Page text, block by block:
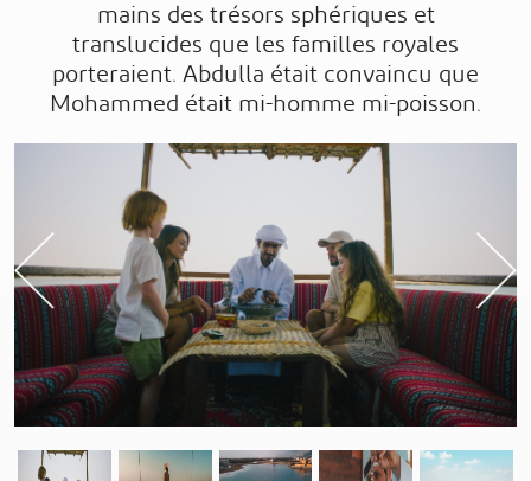
mains des trésors sphériques et
translucides que les familles royales
porteraient. Abdulla était convaincu que
Mohammed était mi-homme mi-poisson.
Previous